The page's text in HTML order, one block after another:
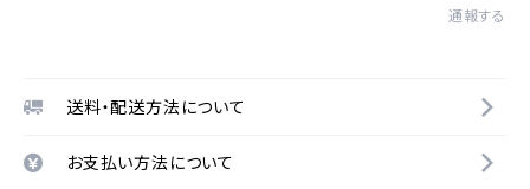
通報する
送料・配送方法について
お支払い方法について